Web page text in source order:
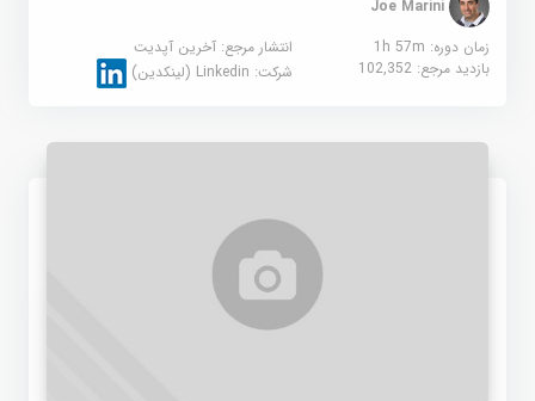
Joe Marini
زمان دوره: 1h 57m
انتشار مرجع:آخرین آپدیت
بازدید مرجع:102,352 شرکت:Linkedin (لینکدین)